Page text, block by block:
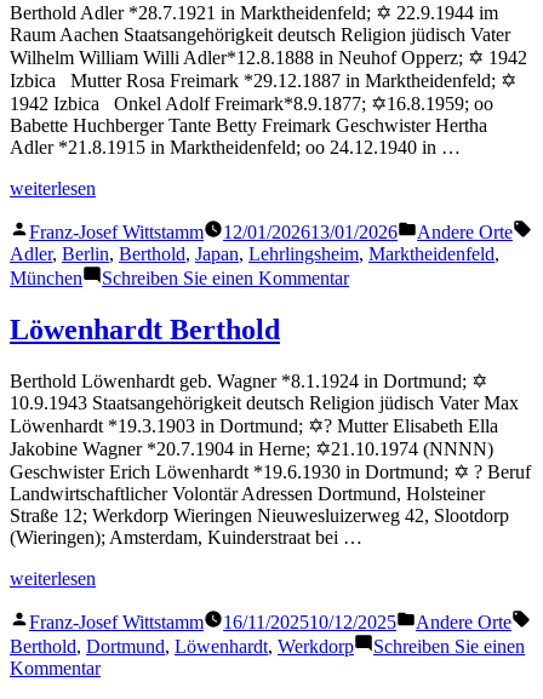
Berthold Adler *28.7.1921 in Marktheidenfeld; ✡ 22.9.1944 im
Raum Aachen Staatsangehörigkeit deutsch Religion jüdisch Vater
Wilhelm William Willi Adler*12.8.1888 in Neuhof Opperz; ✡ 1942
Izbica Mutter Rosa Freimark *29.12.1887 in Marktheidenfeld; ✡
1942 Izbica Onkel Adolf Freimark*8.9.1877; ✡16.8.1959; oo
Babette Huchberger Tante Betty Freimark Geschwister Hertha
Adler *21.8.1915 in Marktheidenfeld; oo 24.12.1940 in …
„Adler
weiterlesen
Veröffentlicht
von
Franz-Josef Wittstamm 12/01/202613/01/2026
Veröffentlicht
in
Andere Orte
Adler, Berlin, Berthold, Japan, Lehrlingsheim, Marktheidenfeld,
München
Schreiben Sie einen Kommentarzu
Löwenhardt Berthold
Berthold Löwenhardt geb. Wagner *8.1.1924 in Dortmund; ✡
10.9.1943 Staatsangehörigkeit deutsch Religion jüdisch Vater Max
Löwenhardt *19.3.1903 in Dortmund; ✡? Mutter Elisabeth Ella
Jakobine Wagner *20.7.1904 in Herne; ✡21.10.1974 (NNNN)
Geschwister Erich Löwenhardt *19.6.1930 in Dortmund; ✡ ? Beruf
Landwirtschaftlicher Volontär Adressen Dortmund, Holsteiner
Straße 12; Werkdorp Wieringen Nieuwesluizerweg 42, Slootdorp
(Wieringen); Amsterdam, Kuinderstraat bei …
„Löwenhardt
weiterlesen
Veröffentlicht
von
Franz-Josef Wittstamm 16/11/202510/12/2025
Veröffentlicht
in
Andere Orte
Berthold, Dortmund, Löwenhardt, Werkdorp
Schreiben Sie einen
Kommentarzu